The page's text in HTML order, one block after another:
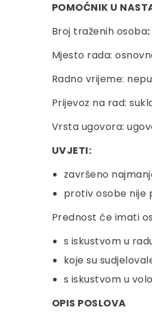
POMOĆNIK U
Broj traženih osoba
Mjesto rada:
Radno vrijeme:
Prijevoz na rad:
Vrsta ugovora:
UVJETI:
završeno
protiv osobe nije
Prednost će imati
s iskustvom u
koje su
s iskustvom u
OPIS POSLOVA